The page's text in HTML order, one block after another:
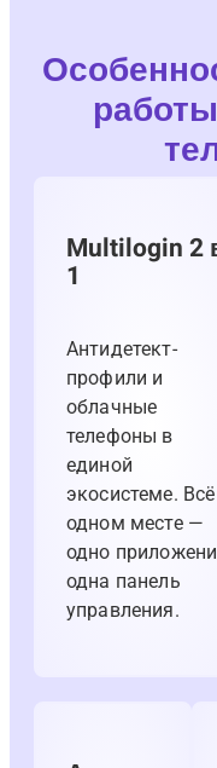
Multilogin 2
1
Антидетект-
профили и
облачные
телефоны в
единой
экосистеме.
одном месте —
одно
одна панель
управления.